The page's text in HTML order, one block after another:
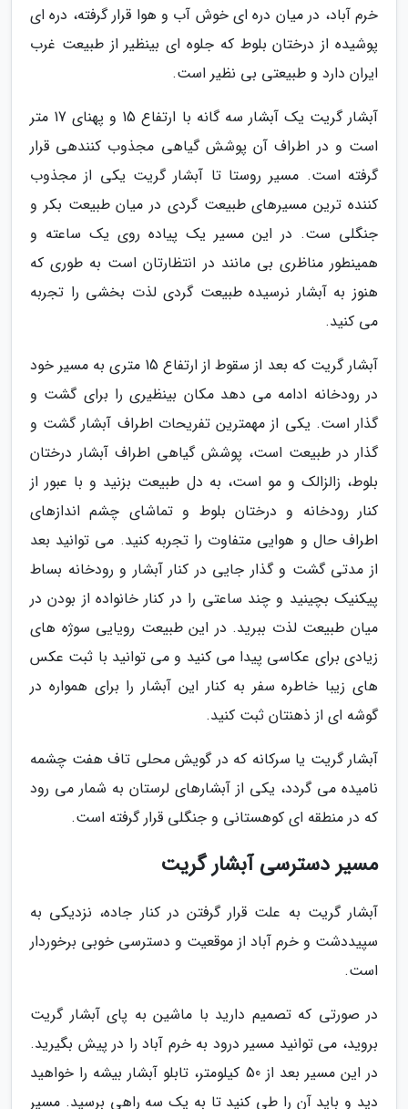
خرم آباد، در میان دره ای خوش آب و هوا قرار گرفته، دره ای
پوشیده از درختان بلوط که جلوه ای بینظیر از طبیعت غرب
ایران دارد و طبیعتی بی نظیر است.
آبشار گریت یک آبشار سه گانه با ارتفاع 15 و پهنای 17 متر
است و در اطراف آن پوشش گیاهی مجذوب کنندهی قرار
گرفته است. مسیر روستا تا آبشار گریت یکی از مجذوب
کننده ترین مسیرهای طبیعت گردی در میان طبیعت بکر و
جنگلی ست. در این مسیر یک پیاده روی یک ساعته و
همینطور مناظری بی مانند در انتظارتان است به طوری که
هنوز به آبشار نرسیده طبیعت گردی لذت بخشی را تجربه
می کنید.
آبشار گریت که بعد از سقوط از ارتفاع 15 متری به مسیر خود
در رودخانه ادامه می دهد مکان بینظیری را برای گشت و
گذار است. یکی از مهمترین تفریحات اطراف آبشار گشت و
گذار در طبیعت است، پوشش گیاهی اطراف آبشار درختان
بلوط، زالزالک و مو است، به دل طبیعت بزنید و با عبور از
کنار رودخانه و درختان بلوط و تماشای چشم اندازهای
اطراف حال و هوایی متفاوت را تجربه کنید. می توانید بعد
از مدتی گشت و گذار جایی در کنار آبشار و رودخانه بساط
پیکنیک بچینید و چند ساعتی را در کنار خانواده از بودن در
میان طبیعت لذت ببرید. در این طبیعت رویایی سوژه های
زیادی برای عکاسی پیدا می کنید و می توانید با ثبت عکس
های زیبا خاطره سفر به کنار این آبشار را برای همواره در
گوشه ای از ذهنتان ثبت کنید.
آبشار گریت یا سرکانه که در گویش محلی تاف هفت چشمه
نامیده می گردد، یکی از آبشارهای لرستان به شمار می رود
که در منطقه ای کوهستانی و جنگلی قرار گرفته است.
مسیر دسترسی آبشار گریت
آبشار گریت به علت قرار گرفتن در کنار جاده، نزدیکی به
سپیددشت و خرم آباد از موقعیت و دسترسی خوبی برخوردار
است.
در صورتی که تصمیم دارید با ماشین به پای آبشار گریت
بروید، می توانید مسیر درود به خرم آباد را در پیش بگیرید.
در این مسیر بعد از 50 کیلومتر، تابلو آبشار بیشه را خواهید
دید و باید آن را طی کنید تا به یک سه راهی برسید. مسیر